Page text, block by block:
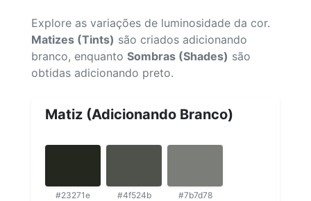
Explore as variações de luminosidade da cor.
Matizes (Tints) são criados adicionando
branco, enquanto Sombras (Shades) são
obtidas adicionando preto.
Matiz (Adicionando Branco)
#23271e #4f524b #7b7d78